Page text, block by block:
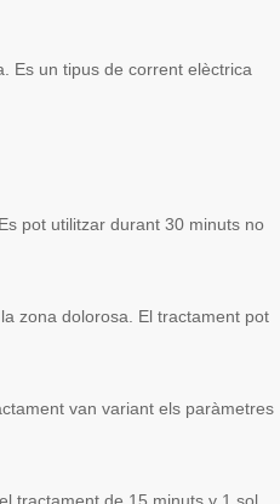
Es un tipus de corrent elèctrica
utilitzar durant 30 minuts no
dolorosa. El tractament pot
van variant els paràmetres